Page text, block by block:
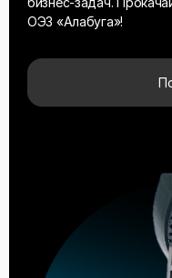
ОЭЗ «Алабуга»!